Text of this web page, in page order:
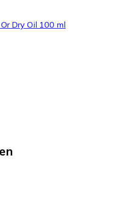
Dry Oil 100 ml